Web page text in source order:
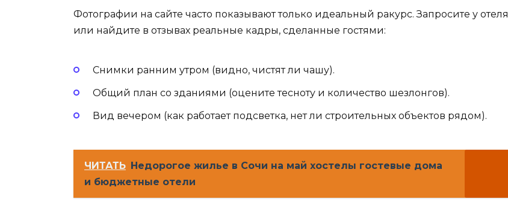
Фотографии на сайте часто показывают только идеальный ракурс. Запросите у отеля
или найдите в отзывах реальные кадры, сделанные гостями:
Снимки ранним утром (видно, чистят ли чашу).
Общий план со зданиями (оцените тесноту и количество шезлонгов).
Вид вечером (как работает подсветка, нет ли строительных объектов рядом).
ЧИТАТЬ Недорогое жилье в Сочи на май хостелы гостевые дома
и бюджетные отели